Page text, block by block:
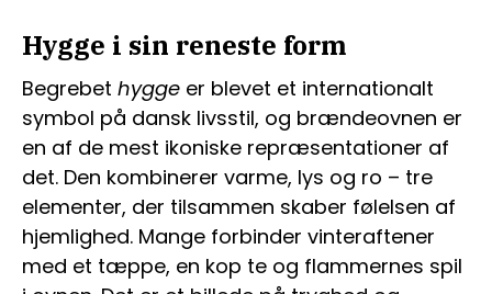
Hygge i sin reneste form
Begrebet hygge er blevet et internationalt
symbol på dansk livsstil, og brændeovnen er
en af de mest ikoniske repræsentationer af
det. Den kombinerer varme, lys og ro – tre
elementer, der tilsammen skaber følelsen af
hjemlighed. Mange forbinder vinteraftener
med et tæppe, en kop te og flammernes spil